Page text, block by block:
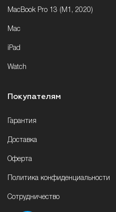
MacBook Pro 13 (M1, 2020)
Mac
iPad
Watch
Покупателям
Гарантия
Доставка
Оферта
Политика конфиденциальности
Сотрудничество